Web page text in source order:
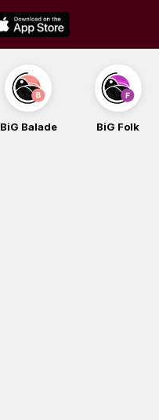
BiG Balade BiG Folk